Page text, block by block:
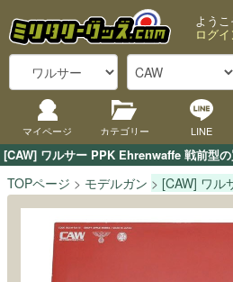
[CAW] ワルサー PPK Ehrenwaffe 戦前型
よう
ログイ
マイページ カテゴリー LINE
TOPページ モデルガン [CAW] ワル